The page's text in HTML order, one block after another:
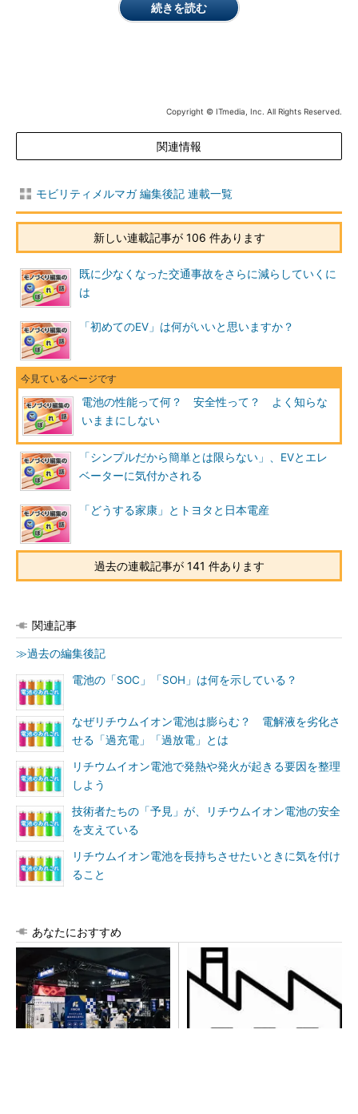
続きを読む
Copyright © ITmedia, Inc. All Rights Reserved.
関連情報
モビリティメルマガ 編集後記 連載一覧
新しい連載記事が 106 件あります
既に少なくなった交通事故をさらに減らしていくに
は
「初めてのEV」は何がいいと思いますか？
電池の性能って何？ 安全性って？ よく知らな
いままにしない
「シンプルだから簡単とは限らない」、EVとエレ
ベーターに気付かされる
「どうする家康」とトヨタと日本電産
過去の連載記事が 141 件あります
関連記事
≫過去の編集後記
電池の「SOC」「SOH」は何を示している？
なぜリチウムイオン電池は膨らむ？ 電解液を劣化さ
せる「過充電」「過放電」とは
リチウムイオン電池で発熱や発火が起きる要因を整理
しよう
技術者たちの「予見」が、リチウムイオン電池の安全
を支えている
リチウムイオン電池を長持ちさせたいときに気を付け
ること
あなたにおすすめ